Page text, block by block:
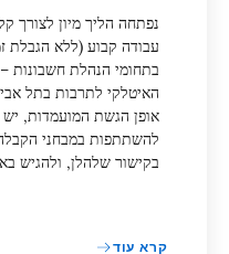
נפתחה הליך מיון
עבודה קבוע (ללא הגבלת
בתחומי הנהלת חשבונות
האיטלקי לתרבות בתל
אופן הגשת המועמדות,
להשתתפות במבחני
בקישור שלהלן, ולהגיש
קרא עוד